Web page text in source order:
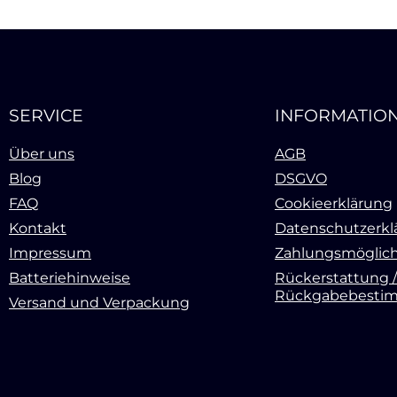
SERVICE
Über uns
Blog
FAQ
Kontakt
Impressum
Batteriehinweise
Versand und Verpackung
AGB
DSGVO
Cookieerklärung
Rückerstattung /